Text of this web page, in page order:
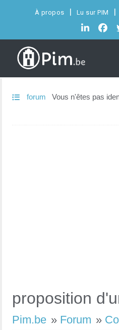
À propos Lu sur PIM
forum Vous n'êtes pas
proposition
Pim.be » Forum »